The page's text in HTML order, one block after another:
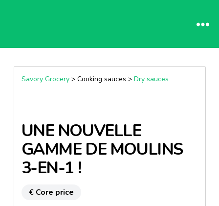
Savory Grocery> Cooking sauces > Dry sauces
UNE NOUVELLE
GAMME DE MOULINS
3-EN-1 !
€ Core price